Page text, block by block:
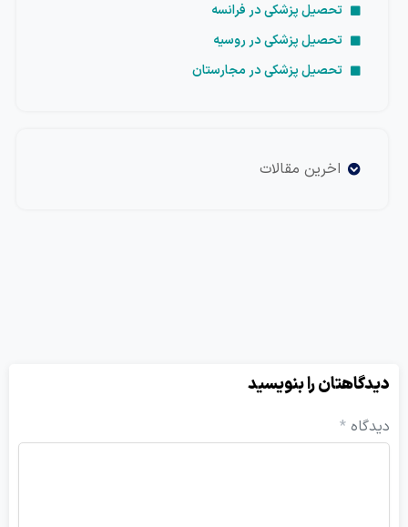
تحصیل پزشکی در فرانسه
تحصیل پزشکی در روسیه
تحصیل پزشکی در مجارستان
اخرین مقالات
را بنویسید
*